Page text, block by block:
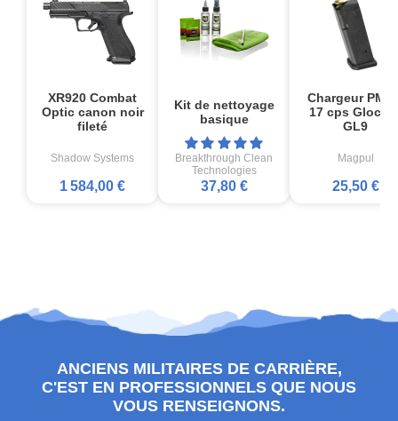
XR920 Combat
Optic canon noir
fileté
Shadow Systems
1 584,00 €
Kit de nettoyage
basique
Breakthrough Clean
Technologies
37,80 €
Chargeur
17 cps
GL9
Magpul
25,50 €
ANCIENS MILITAIRES DE CARRIÈRE,
C'EST EN PROFESSIONNELS QUE NOUS
VOUS RENSEIGNONS.